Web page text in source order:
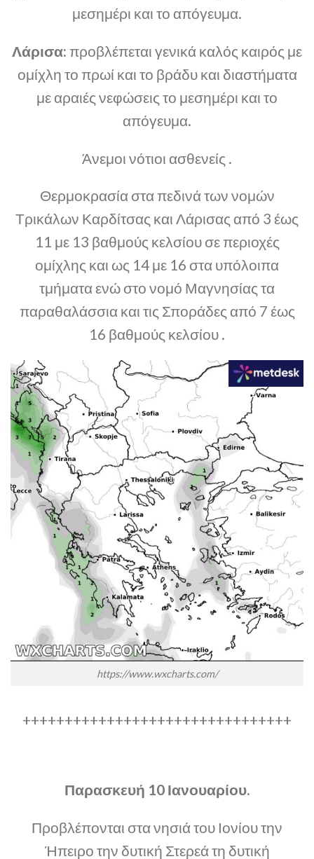
μεσημέρι και το απόγευμα.
Λάρισα: προβλέπεται γενικά καλός καιρός με
ομίχλη το πρωί και το βράδυ και διαστήματα
με αραιές νεφώσεις το μεσημέρι και το
απόγευμα.
Άνεμοι νότιοι ασθενείς .
Θερμοκρασία στα πεδινά των νομών
Τρικάλων Καρδίτσας και Λάρισας από 3 έως
11 με 13 βαθμούς κελσίου σε περιοχές
ομίχλης και ως 14 με 16 στα υπόλοιπα
τμήματα ενώ στο νομό Μαγνησίας τα
παραθαλάσσια και τις Σποράδες από 7 έως
16 βαθμούς κελσίου .
https://www.wxcharts.com/
++++++++++++++++++++++++++++++++
Παρασκευή 10 Ιανουαρίου.
Προβλέπονται στα νησιά του Ιονίου την
Ήπειρο την δυτική Στερεά τη δυτική